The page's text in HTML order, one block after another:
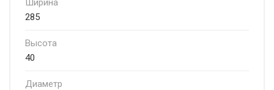
Ширина
285
Высота
40
Диаметр